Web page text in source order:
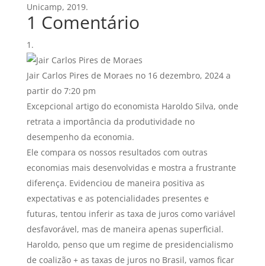
Unicamp, 2019.
1 Comentário
Jair Carlos Pires de Moraes no 16 dezembro, 2024 a
partir do 7:20 pm
Excepcional artigo do economista Haroldo Silva, onde
retrata a importância da produtividade no
desempenho da economia.
Ele compara os nossos resultados com outras
economias mais desenvolvidas e mostra a frustrante
diferença. Evidenciou de maneira positiva as
expectativas e as potencialidades presentes e
futuras, tentou inferir as taxa de juros como variável
desfavorável, mas de maneira apenas superficial.
Haroldo, penso que um regime de presidencialismo
de coalizão + as taxas de juros no Brasil, vamos ficar